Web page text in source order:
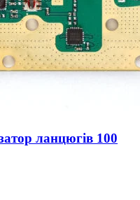
ланцюгів 100